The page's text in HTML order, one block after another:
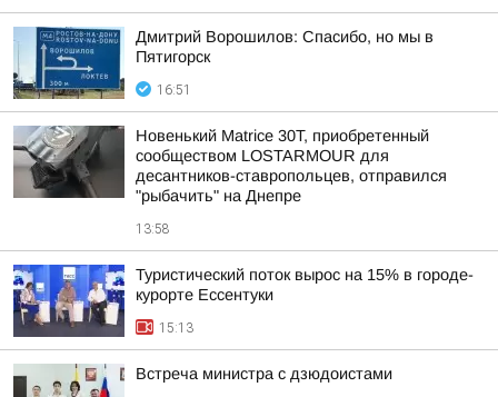
Дмитрий Ворошилов: Спасибо, но мы в
Пятигорск
16:51
Новенький Matrice 30T, приобретенный
сообществом LOSTARMOUR для
десантников-ставропольцев, отправился
"рыбачить" на Днепре
13:58
Туристический поток вырос на 15% в городе-
курорте Ессентуки
15:13
Встреча министра с дзюдоистами